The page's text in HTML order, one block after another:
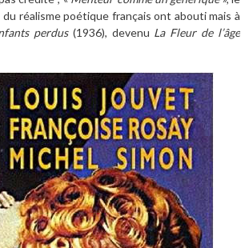
réalisme poétique français ont abouti mais à
perdus(1936), devenu La Fleur de l’âge